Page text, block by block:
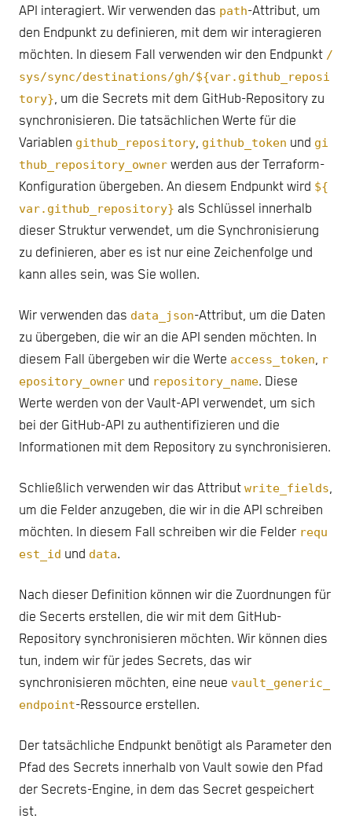
API interagiert. Wir verwenden das path-Attribut, um
den Endpunkt zu definieren, mit dem wir interagieren
möchten. In diesem Fall verwenden wir den Endpunkt /
sys/sync/destinations/gh/${var.github_reposi
tory}, um die Secrets mit dem GitHub-Repository zu
synchronisieren. Die tatsächlichen Werte für die
Variablen github_repository, github_token und gi
thub_repository_owner werden aus der Terraform-
Konfiguration übergeben. An diesem Endpunkt wird ${
var.github_repository} als Schlüssel innerhalb
dieser Struktur verwendet, um die Synchronisierung
zu definieren, aber es ist nur eine Zeichenfolge und
kann alles sein, was Sie wollen.
Wir verwenden das data_json-Attribut, um die Daten
zu übergeben, die wir an die API senden möchten. In
diesem Fall übergeben wir die Werte access_token, r
epository_owner und repository_name. Diese
Werte werden von der Vault-API verwendet, um sich
bei der GitHub-API zu authentifizieren und die
Informationen mit dem Repository zu synchronisieren.
Schließlich verwenden wir das Attribut write_fields,
um die Felder anzugeben, die wir in die API schreiben
möchten. In diesem Fall schreiben wir die Felder requ
est_id und data.
Nach dieser Definition können wir die Zuordnungen für
die Secerts erstellen, die wir mit dem GitHub-
Repository synchronisieren möchten. Wir können dies
tun, indem wir für jedes Secrets, das wir
synchronisieren möchten, eine neue vault_generic_
endpoint-Ressource erstellen.
Der tatsächliche Endpunkt benötigt als Parameter den
Pfad des Secrets innerhalb von Vault sowie den Pfad
der Secrets-Engine, in dem das Secret gespeichert
ist.